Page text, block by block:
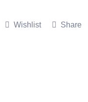
Wishlist Share